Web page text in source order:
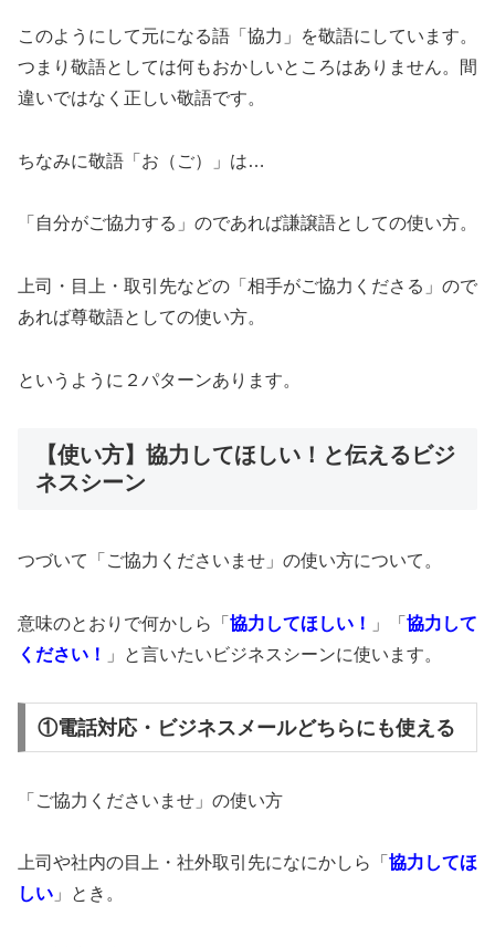
このようにして元になる語「協力」を敬語にしています。
つまり敬語としては何もおかしいところはありません。間
違いではなく正しい敬語です。
ちなみに敬語「お（ご）」は…
「自分がご協力する」のであれば謙譲語としての使い方。
上司・目上・取引先などの「相手がご協力くださる」ので
あれば尊敬語としての使い方。
というように２パターンあります。
【使い方】協力してほしい！と伝えるビジ
ネスシーン
つづいて「ご協力くださいませ」の使い方について。
意味のとおりで何かしら「 協力してほしい！ 」「 協力して
ください！
」と言いたいビジネスシーンに使います。
①電話対応・ビジネスメールどちらにも使える
「ご協力くださいませ」の使い方
上司や社内の目上・社外取引先になにかしら「 協力してほ
しい 」とき。